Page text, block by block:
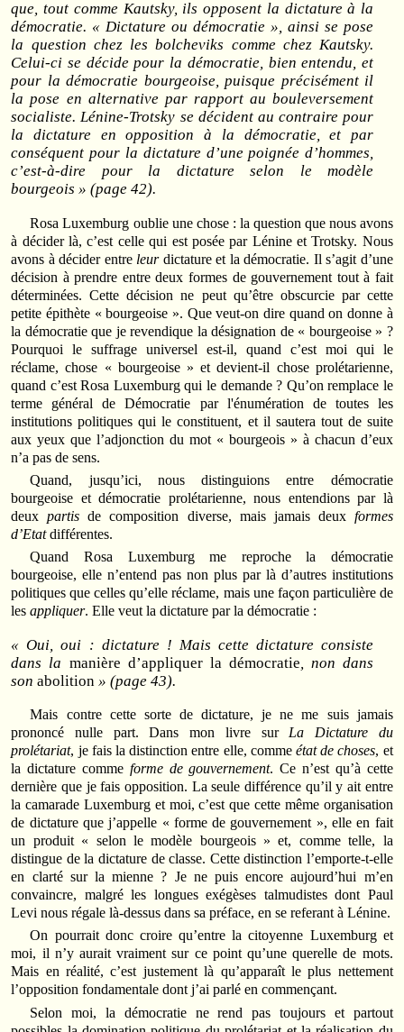
que, tout comme Kautsky, ils opposent la dictature à la
démocratie. « Dictature ou démocratie », ainsi se pose
la question chez les bolcheviks comme chez Kautsky.
Celui-ci se décide pour la démocratie, bien entendu, et
pour la démocratie bourgeoise, puisque précisément il
la pose en alternative par rapport au bouleversement
socialiste. Lénine-Trotsky se décident au contraire pour
la dictature en opposition à la démocratie, et par
conséquent pour la dictature d’une poignée d’hommes,
c’est-à-dire pour la dictature selon le modèle
bourgeois » (page 42).
Rosa Luxemburg oublie une chose : la question que nous avons
à décider là, c’est celle qui est posée par Lénine et Trotsky. Nous
avons à décider entre leurdictature et la démocratie. Il s’agit d’une
décision à prendre entre deux formes de gouvernement tout à fait
déterminées. Cette décision ne peut qu’être obscurcie par cette
petite épithète « bourgeoise ». Que veut-on dire quand on donne à
la démocratie que je revendique la désignation de « bourgeoise » ?
Pourquoi le suffrage universel est-il, quand c’est moi qui le
réclame, chose « bourgeoise » et devient-il chose prolétarienne,
quand c’est Rosa Luxemburg qui le demande ? Qu’on remplace le
terme général de Démocratie par l'énumération de toutes les
institutions politiques qui le constituent, et il sautera tout de suite
aux yeux que l’adjonction du mot « bourgeois » à chacun d’eux
n’a pas de sens.
Quand, jusqu’ici, nous distinguions entre démocratie
bourgeoise et démocratie prolétarienne, nous entendions par là
deuxpartis de composition diverse, mais jamais deux formes
d’Etatdifférentes.
Quand Rosa Luxemburg me reproche la démocratie
bourgeoise, elle n’entend pas non plus par là d’autres institutions
politiques que celles qu’elle réclame, mais une façon particulière de
lesappliquer. Elle veut la dictature par la démocratie :
« Oui, oui : dictature ! Mais cette dictature consiste
dans la manière d’appliquer la démocratie , non dans
sonabolition » (page 43).
Mais contre cette sorte de dictature, je ne me suis jamais
prononcé nulle part. Dans mon livre sur La Dictature du
prolétariat, je fais la distinction entre elle, commeétat de choses, et
la dictature comme forme de gouvernement. Ce n’est qu’à cette
dernière que je fais opposition. La seule différence qu’il y ait entre
la camarade Luxemburg et moi, c’est que cette même organisation
de dictature que j’appelle « forme de gouvernement », elle en fait
un produit « selon le modèle bourgeois » et, comme telle, la
distingue de la dictature de classe. Cette distinction l’emporte-t-elle
en clarté sur la mienne ? Je ne puis encore aujourd’hui m’en
convaincre, malgré les longues exégèses talmudistes dont Paul
Levi nous régale là-dessus dans sa préface, en se referant à Lénine.
On pourrait donc croire qu’entre la citoyenne Luxemburg et
moi, il n’y aurait vraiment sur ce point qu’une querelle de mots.
Mais en réalité, c’est justement là qu’apparaît le plus nettement
l’opposition fondamentale dont j’ai parlé en commençant.
Selon moi, la démocratie ne rend pas toujours et partout